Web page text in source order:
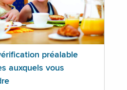
préalable
auxquels vous